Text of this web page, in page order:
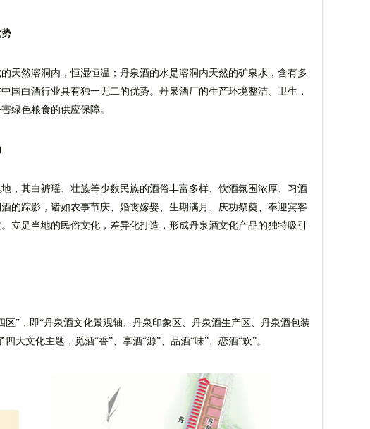
天然溶洞内，恒湿恒温；丹泉酒的水是溶洞内天然的矿泉水，含有多
国白酒行业具有独一无二的优势。丹泉酒厂的生产环境整洁、卫生，
绿色粮食的供应保障。
，其白裤瑶、壮族等少数民族的酒俗丰富多样、饮酒氛围浓厚、习酒
的踪影，诸如农事节庆、婚丧嫁娶、生期满月、庆功祭奠、奉迎宾客
立足当地的民俗文化，差异化打造，形成丹泉酒文化产品的独特吸引
区”，即“丹泉酒文化景观轴、丹泉印象区、丹泉酒生产区、丹泉酒包装
大文化主题，觅酒“香”、享酒“源”、品酒“味”、恋酒“欢”。